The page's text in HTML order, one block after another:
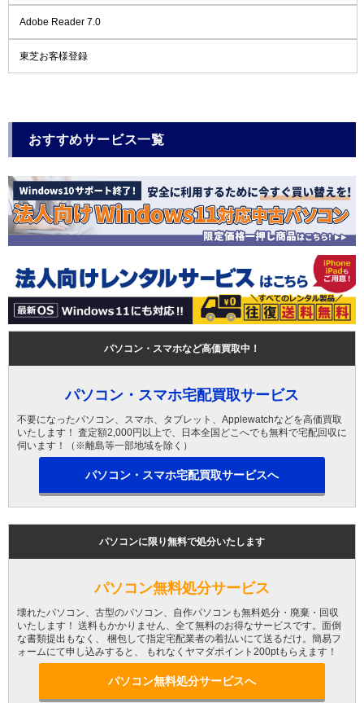
Adobe Reader 7.0
東芝お客様登録
おすすめサービス一覧
パソコン・スマホなど高価買取中！
パソコン・スマホ宅配買取サービス
不要になったパソコン、スマホ、タブレット、Applewatchなどを高価買取
いたします！ 査定額2,000円以上で、日本全国どこへでも無料で宅配回収に
伺います！（※離島等一部地域を除く）
パソコン・スマホ宅配買取サービスへ
パソコンに限り無料で処分いたします
パソコン無料処分サービス
壊れたパソコン、古型のパソコン、自作パソコンも無料処分・廃棄・回収
いたします！ 送料もかかりません、全て無料のお得なサービスです。面倒
な書類提出もなく、 梱包して指定宅配業者の着払いにて送るだけ。簡易フ
ォームにて申し込みすると、 もれなくヤマダポイント200ptもらえます！
パソコン無料処分サービスへ